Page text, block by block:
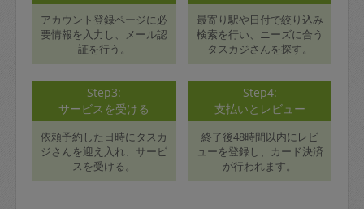
アカウント登録ページに必
要情報を入力し、メール認
証を行う。
最寄り駅や日付で絞り込み
検索を行い、ニーズに合う
タスカジさんを探す。
Step3:
サービスを受ける
依頼予約した日時にタスカ
ジさんを迎え入れ、サービ
スを受ける。
Step4:
支払いとレビュー
終了後48時間以内にレビ
ューを登録し、カード決済
が行われます。